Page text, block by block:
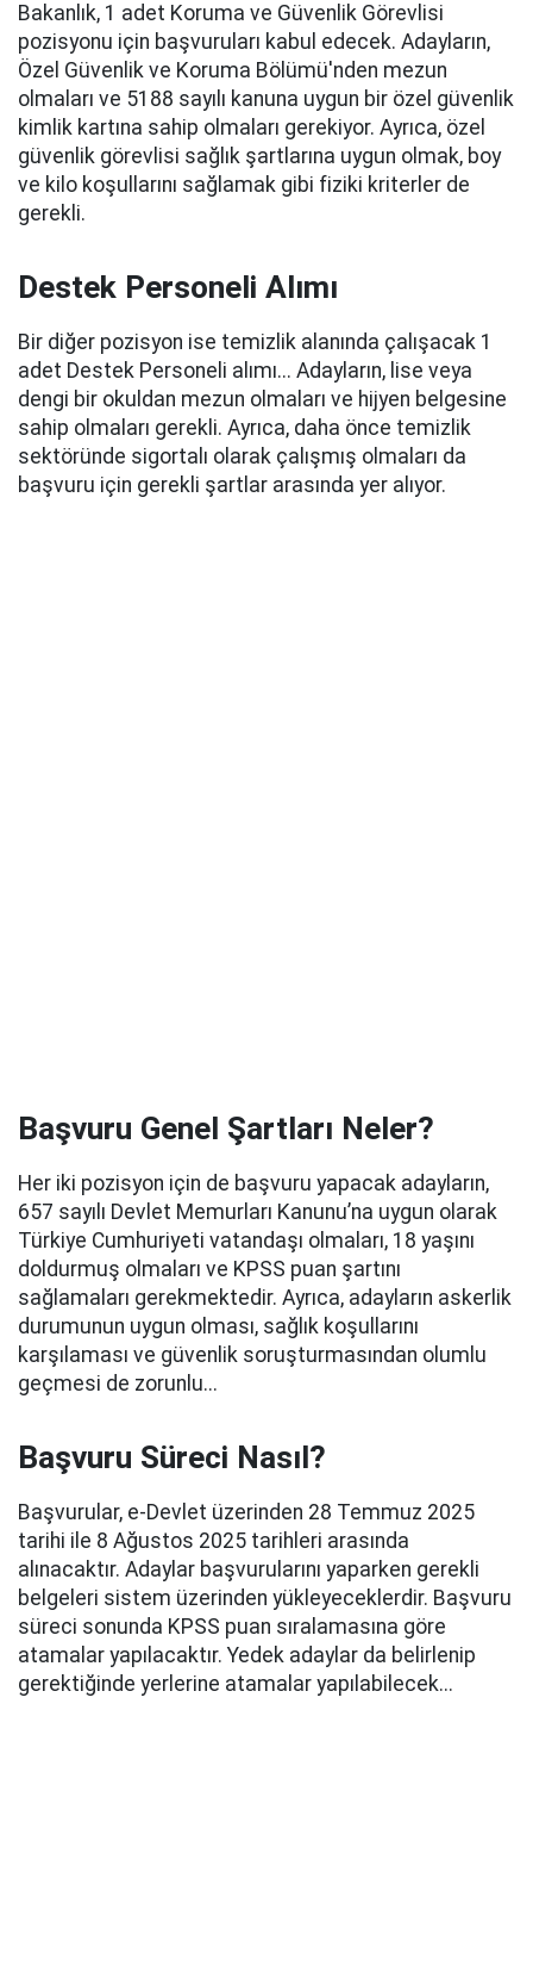
Bakanlık, 1 adet Koruma ve Güvenlik Görevlisi
pozisyonu için başvuruları kabul edecek. Adayların,
Özel Güvenlik ve Koruma Bölümü'nden mezun
olmaları ve 5188 sayılı kanuna uygun bir özel güvenlik
kimlik kartına sahip olmaları gerekiyor. Ayrıca, özel
güvenlik görevlisi sağlık şartlarına uygun olmak, boy
ve kilo koşullarını sağlamak gibi fiziki kriterler de
gerekli.
Destek Personeli Alımı
Bir diğer pozisyon ise temizlik alanında çalışacak 1
adet Destek Personeli alımı... Adayların, lise veya
dengi bir okuldan mezun olmaları ve hijyen belgesine
sahip olmaları gerekli. Ayrıca, daha önce temizlik
sektöründe sigortalı olarak çalışmış olmaları da
başvuru için gerekli şartlar arasında yer alıyor.
Başvuru Genel Şartları Neler?
Her iki pozisyon için de başvuru yapacak adayların,
657 sayılı Devlet Memurları Kanunu’na uygun olarak
Türkiye Cumhuriyeti vatandaşı olmaları, 18 yaşını
doldurmuş olmaları ve KPSS puan şartını
sağlamaları gerekmektedir. Ayrıca, adayların askerlik
durumunun uygun olması, sağlık koşullarını
karşılaması ve güvenlik soruşturmasından olumlu
geçmesi de zorunlu...
Başvuru Süreci Nasıl?
Başvurular, e-Devlet üzerinden 28 Temmuz 2025
tarihi ile 8 Ağustos 2025 tarihleri arasında
alınacaktır. Adaylar başvurularını yaparken gerekli
belgeleri sistem üzerinden yükleyeceklerdir. Başvuru
süreci sonunda KPSS puan sıralamasına göre
atamalar yapılacaktır. Yedek adaylar da belirlenip
gerektiğinde yerlerine atamalar yapılabilecek...